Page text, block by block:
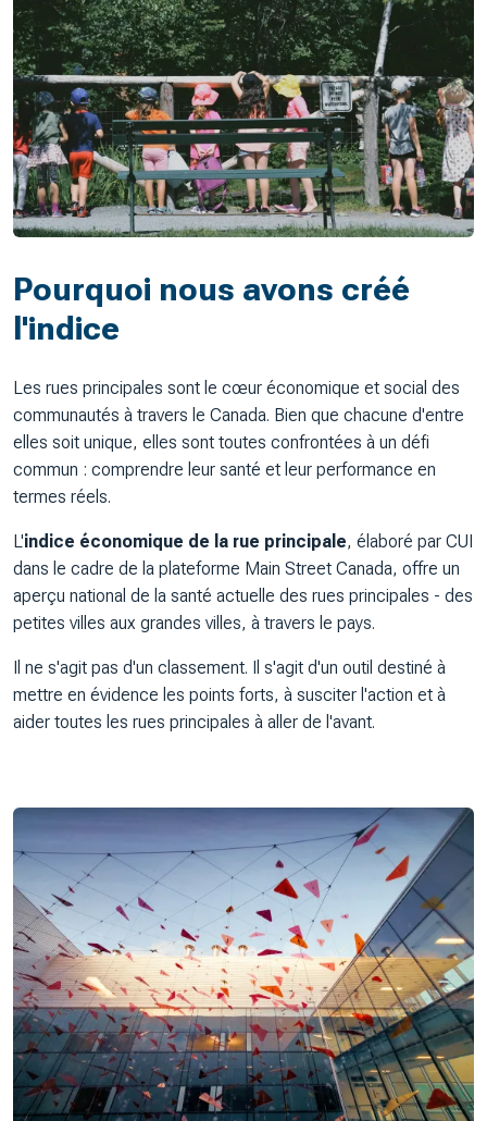
Pourquoi nous avons créé
l'indice
Les rues principales sont le cœur économique et social des
communautés à travers le Canada. Bien que chacune d'entre
elles soit unique, elles sont toutes confrontées à un défi
commun : comprendre leur santé et leur performance en
termes réels.
L'indice économique de la rue principale, élaboré par CUI
dans le cadre de la plateforme Main Street Canada, offre un
aperçu national de la santé actuelle des rues principales - des
petites villes aux grandes villes, à travers le pays.
Il ne s'agit pas d'un classement. Il s'agit d'un outil destiné à
mettre en évidence les points forts, à susciter l'action et à
aider toutes les rues principales à aller de l'avant.